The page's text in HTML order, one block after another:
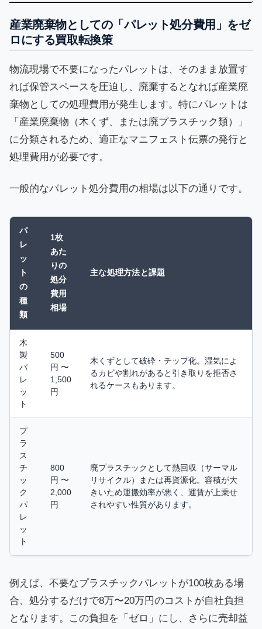
産業廃棄物としての「パレット処分費用」をゼ
ロにする買取転換策
物流現場で不要になったパレットは、そのまま放置す
れば保管スペースを圧迫し、廃棄するとなれば産業廃
棄物としての処理費用が発生します。特にパレットは
「産業廃棄物（木くず、または廃プラスチック類）」
に分類されるため、適正なマニフェスト伝票の発行と
処理費用が必要です。
一般的なパレット処分費用の相場は以下の通りです。
パ
レ
ッ
ト
の
種
類
1枚
あた
りの
処分
費用
相場
主な処理方法と課題
木
製
パ
レ
ッ
ト
500
円 〜
1,500
円
木くずとして破砕・チップ化。湿気によ
るカビや割れがあると引き取りを拒否さ
れるケースもあります。
プ
ラ
ス
チ
ッ
ク
パ
レ
ッ
ト
800
円 〜
2,000
円
廃プラスチックとして熱回収（サーマル
リサイクル）または再資源化。容積が大
きいため運搬効率が悪く、運賃が上乗せ
されやすい性質があります。
例えば、不要なプラスチックパレットが100枚ある場
合、処分するだけで8万〜20万円のコストが自社負担
となります。この負担を「ゼロ」にし、さらに売却益